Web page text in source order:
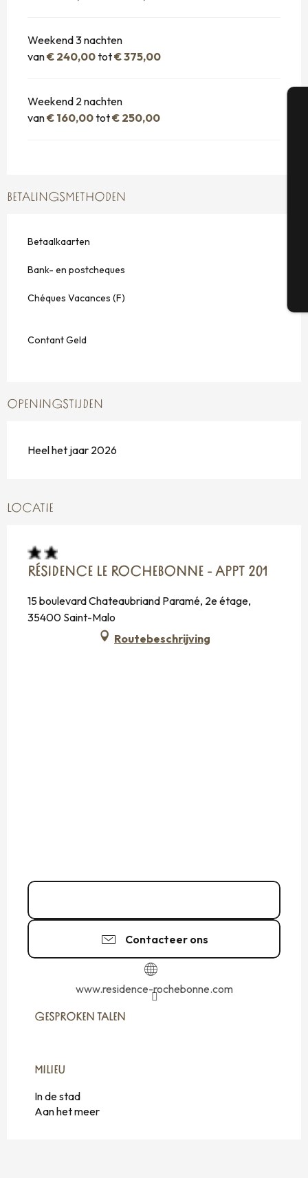
Weekend 3 nachten
van€ 240,00tot€ 375,00
Weekend 2 nachten
van€ 160,00tot€ 250,00
BETALINGSMETHODEN
Betaalkaarten
Bank- en postcheques
Chéques Vacances (F)
Contant Geld
OPENINGSTIJDEN
Heel het jaar 2026
LOCATIE
RÉSIDENCE LE ROCHEBONNE - APPT 201
15 boulevard Chateaubriand Paramé, 2e étage,
35400 Saint-Malo
Routebeschrijving
Contacteer ons
www.residence-rochebonne.com
GESPROKEN TALEN
GESPROKEN TALEN
MILIEU
MILIEU
In de stad
Aan het meer